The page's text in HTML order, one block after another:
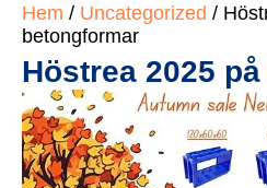
Hem / Uncategorized /
betongformar
Höstrea 2025